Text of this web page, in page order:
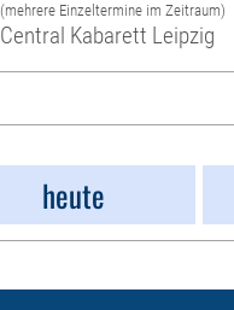
(mehrere Einzeltermine im Zeitraum)
Central Kabarett Leipzig
heute